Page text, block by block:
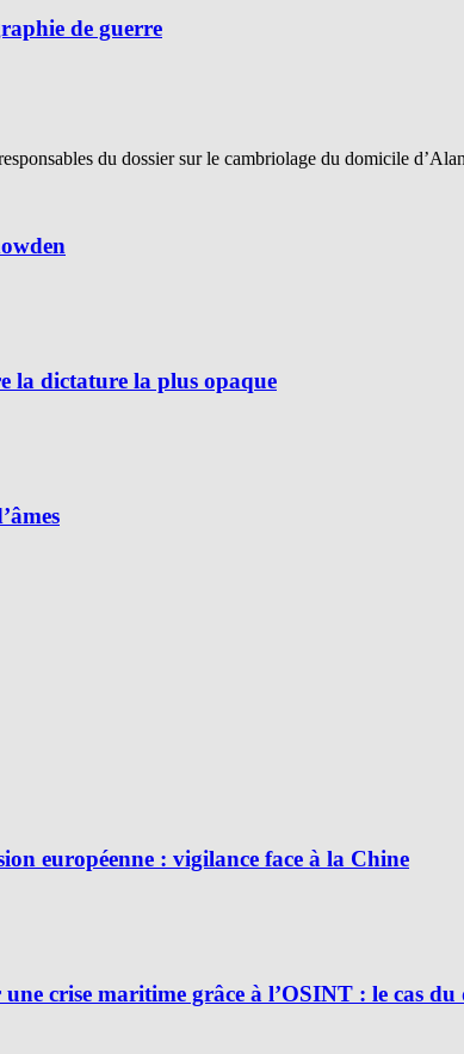
de guerre
du dossier sur le cambriolage du domicile
la dictature la plus opaque
européenne : vigilance face à la Chine
crise maritime grâce à l’OSINT : le cas